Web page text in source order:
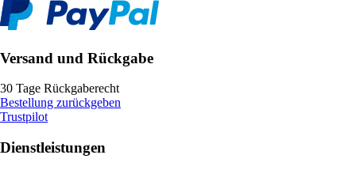
Versand und Rückgabe
30 Tage Rückgaberecht
Bestellung zurückgeben
Trustpilot
Dienstleistungen